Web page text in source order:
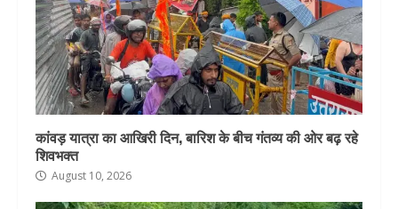
कांवड़ यात्रा का आखिरी दिन, बारिश के बीच गंतव्य की ओर बढ़ रहे
शिवभक्त
August 10, 2026